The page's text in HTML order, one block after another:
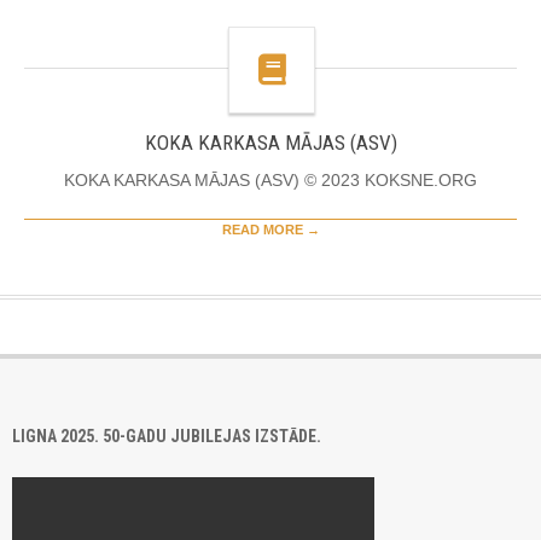
KOKA KARKASA MĀJAS (ASV)
KOKA KARKASA MĀJAS (ASV) © 2023 KOKSNE.ORG
READ MORE →
LIGNA 2025. 50-GADU JUBILEJAS IZSTĀDE.